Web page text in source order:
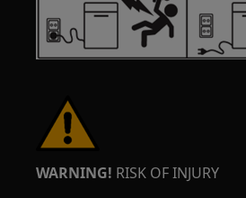
WARNING! RISK OF INJURY